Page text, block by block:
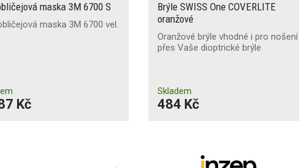
maska 3M 6700 S
maska 3M 6700 vel.
Kč
Brýle SWISS One COVERLITE
oranžové
Oranžové brýle vhodné i pro nošení
přes Vaše dioptrické brýle
Skladem
484 Kč